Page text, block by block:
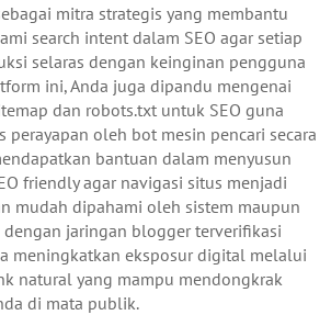
mitra strategis yang membantu
search intent dalam SEO agar setiap
selaras dengan keinginan pengguna
ini, Anda juga dipandu mengenai
dan robots.txt untuk SEO guna
perayapan oleh bot mesin pencari secara
bantuan dalam menyusun
friendly agar navigasi situs menjadi
mudah dipahami oleh sistem maupun
dengan jaringan blogger terverifikasi
meningkatkan eksposur digital melalui
natural yang mampu mendongkrak
di mata publik.